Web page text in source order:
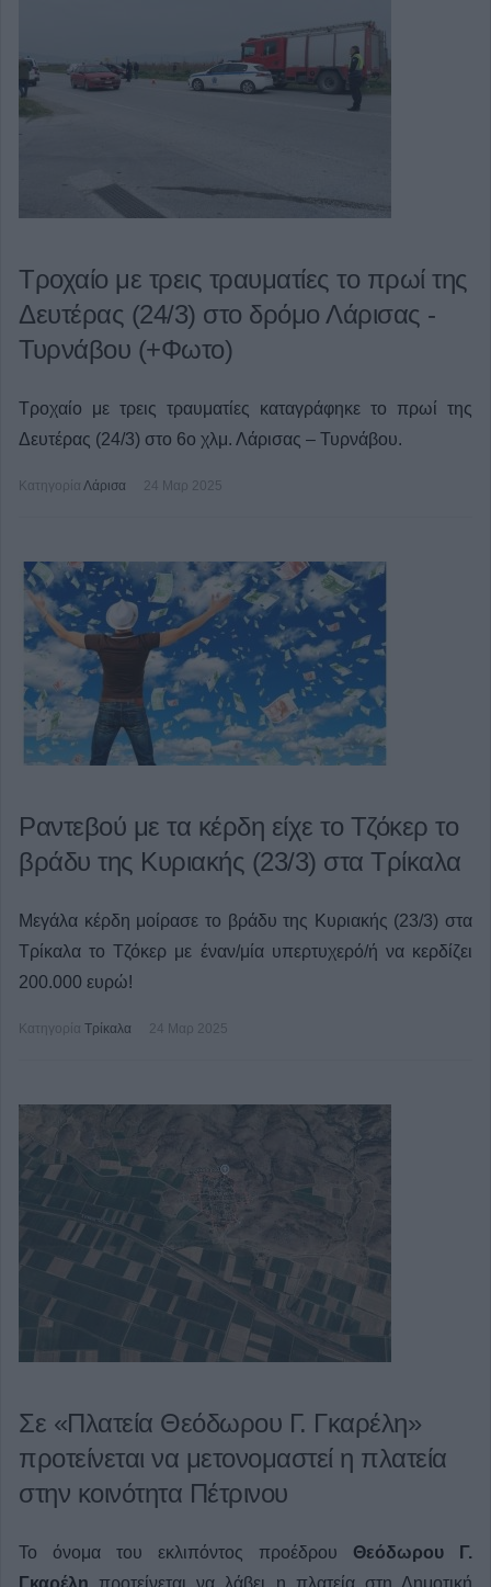
Τροχαίο με τρεις τραυματίες το πρωί της
Δευτέρας (24/3) στο δρόμο Λάρισας -
Τυρνάβου (+Φωτο)
Τροχαίο με τρεις τραυματίες καταγράφηκε το πρωί της
Δευτέρας (24/3) στο 6ο χλμ. Λάρισας – Τυρνάβου.
Κατηγορία Λάρισα 24 Μαρ 2025
Ραντεβού με τα κέρδη είχε το Τζόκερ το
βράδυ της Κυριακής (23/3) στα Τρίκαλα
Μεγάλα κέρδη μοίρασε το βράδυ της Κυριακής (23/3) στα
Τρίκαλα το Τζόκερ με έναν/μία υπερτυχερό/ή να κερδίζει
200.000 ευρώ!
Κατηγορία Τρίκαλα 24 Μαρ 2025
Σε «Πλατεία Θεόδωρου Γ. Γκαρέλη»
προτείνεται να μετονομαστεί η πλατεία
στην κοινότητα Πέτρινου
Το όνομα του εκλιπόντος προέδρου Θεόδωρου Γ.
Γκαρέλη προτείνεται να λάβει η πλατεία στη Δημοτική